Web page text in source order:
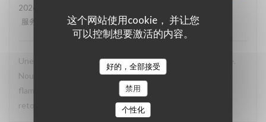
这个网站使用cookie， 并让您
可以控制想要激活的内容。
好的，全部接受
禁用
个性化
2026-07-19
服务
氛围:5/5 菜单:4/5 质价比: 5 /5
Une table sympathique avec son atmosphère authentique.
Nous avons apprécié notre déjeuner (moule, carbonade,
flamiche au maroilles, etc) et le service. Pourquoi pas y
retourner lors d'un prochaine passage à Lilles.